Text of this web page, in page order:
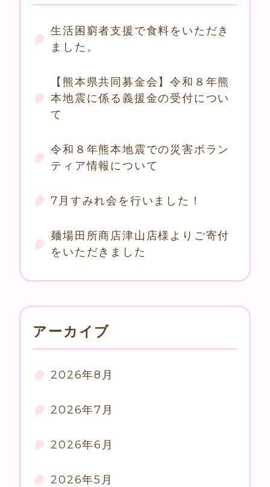
生活困窮者支援で食料をいただき
ました。
【熊本県共同募金会】令和８年熊
本地震に係る義援金の受付につい
て
令和８年熊本地震での災害ボラン
ティア情報について
7月すみれ会を行いました！
麺場田所商店津山店様よりご寄付
をいただきました
アーカイブ
2026年8月
2026年7月
2026年6月
2026年5月